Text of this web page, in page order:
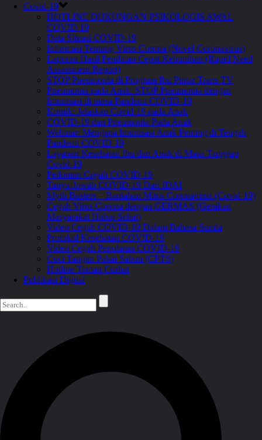
Covid-19
HOTLINE DUKUNGAN PSIKOLOGIS AWAL
COVID 19
Data Situasi COVID-19
Informasi Tentang Virus Corona (Novel Coronavirus)
Laporan Hasil Penilaian Cepat Kebutuhan (Rapid Need
Assassment Report)
STOP Pneumonia di Program Ibu Pintar Trans TV
Pneumonia pada Anak: STOP Pneumonia dengan
Imunisasi di masa Pandemi COVID-19
Komik: Jelaskan Covid-19 pada Anak
COVID-19 dan Pneumonia Pada Anak
Webinar: Mengapa Imunisasi Anak Penting di Tengah
Pandemi COVID-19
Layanan Kesehatan Ibu dan Anak di Masa Tanggap
Covid-19
Pedoman Cegah COVID-19
Tanya-Jawab COVID-19 Dari IDAI
Myth Busters – Bantahan Mitos Coronavirus (Covid-19)
Cegah Virus Corona dengan GERMAS (Gerakan
Masyarakat Hidup Sehat)
Video Cegah COVID-19 Dalam Bahasa Sunda
Protokol Kesehatan COVID-19
Video Cegah Penularan COVID-19
Cuci Tangan Pakai Sabun (CPTS)
Hotline Teman Curhat
Publikasi Digital